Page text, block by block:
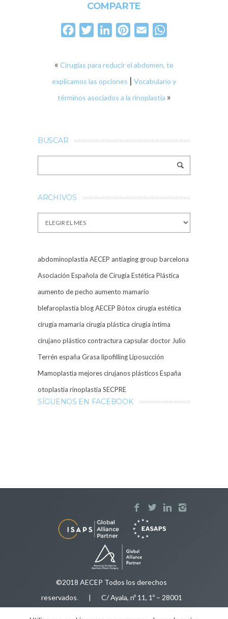
COMPARTE
FacebookTwitterLinkedInPinterest
Email
« Cirugías para reducir el abdomen, te
explicamos las opciones | Vocabulario y
términos asociados a la rinoplastia »
BUSCAR
ARCHIVOS
Archivos
abdominoplastia AECEP antiaging group barcelona
Asociación Española de Cirugía Estética Plástica
aumento de pecho aumento mamario
blefaroplastia blog AECEP Bótox cirugía estética
cirugía mamaria cirugía plástica cirugía íntima
cirujano plástico contractura capsulardoctor Julio
Terrén españa Grasa lipofillingLiposucción
Mamoplastia mejores cirujanos plásticos España
otoplastia rinoplastia SECPRE
SÍGUENOS EN FACEBOOK
©2018 AECEP Todos los derechos
reservados. | C/ Ayala, nº 11, 1º – 28001